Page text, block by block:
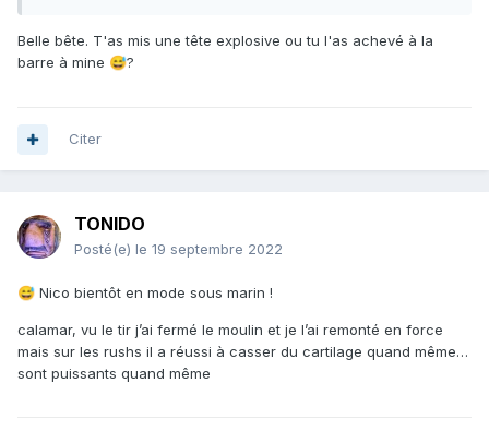
Belle bête. T'as mis une tête explosive ou tu l'as achevé à la
barre à mine 😅?
Citer
TONIDO
Posté(e) le 19 septembre 2022
😅 Nico bientôt en mode sous marin !
calamar, vu le tir j’ai fermé le moulin et je l’ai remonté en force
mais sur les rushs il a réussi à casser du cartilage quand même…
sont puissants quand même